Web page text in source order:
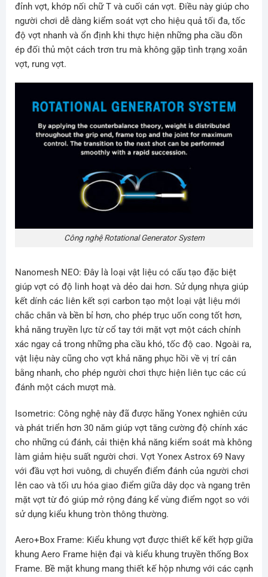
đỉnh vợt, khớp nối chữ T và cuối cán vợt. Điều này giúp cho
người chơi dễ dàng kiểm soát vợt cho hiệu quả tối đa, tốc
độ vợt nhanh và ổn định khi thực hiện những pha cầu dồn
ép đối thủ một cách trơn tru mà không gặp tình trạng xoắn
vợt, rung vợt.
Công nghệ Rotational Generator System
Nanomesh NEO: Đây là loại vật liệu có cấu tạo đặc biệt
giúp vợt có độ linh hoạt và dẻo dai hơn. Sử dụng nhựa giúp
kết dính các liên kết sợi carbon tạo một loại vật liệu mới
chắc chắn và bền bỉ hơn, cho phép trục uốn cong tốt hơn,
khả năng truyền lực từ cổ tay tới mặt vợt một cách chính
xác ngay cả trong những pha cầu khó, tốc độ cao. Ngoài ra,
vật liệu này cũng cho vợt khả năng phục hồi về vị trí cân
bằng nhanh, cho phép người chơi thực hiện liên tục các cú
đánh một cách mượt mà.
Isometric: Công nghệ này đã được hãng Yonex nghiên cứu
và phát triển hơn 30 năm giúp vợt tăng cường độ chính xác
cho những cú đánh, cải thiện khả năng kiểm soát mà không
làm giảm hiệu suất người chơi. Vợt Yonex Astrox 69 Navy
với đầu vợt hơi vuông, di chuyển điểm đánh của người chơi
lên cao và tối ưu hóa giao điểm giữa dây dọc và ngang trên
mặt vợt từ đó giúp mở rộng đáng kể vùng điểm ngọt so với
sử dụng kiểu khung tròn thông thường.
Aero+Box Frame: Kiểu khung vợt được thiết kế kết hợp giữa
khung Aero Frame hiện đại và kiểu khung truyền thống Box
Frame. Bề mặt khung mang thiết kế hộp nhưng với các cạnh